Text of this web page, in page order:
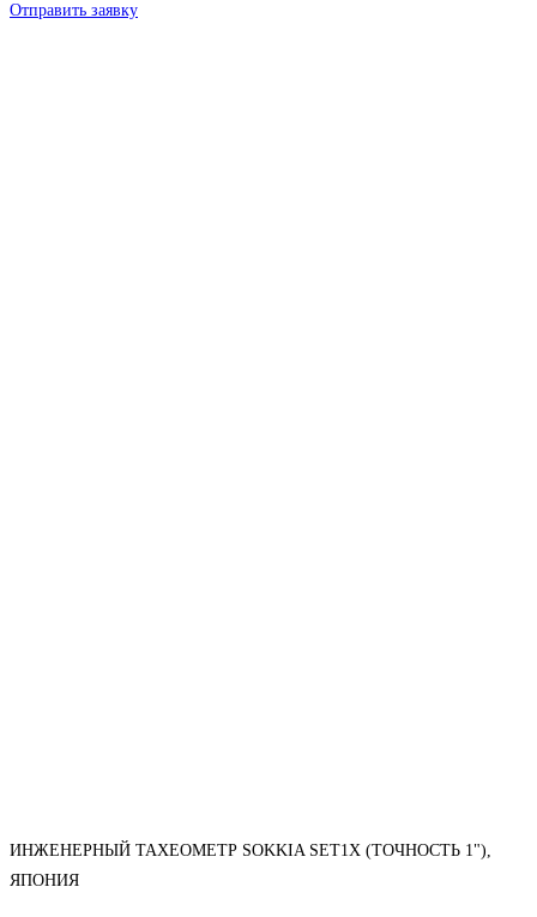
Отправить заявку
ИНЖЕНЕРНЫЙ ТАХЕОМЕТР SOKKIA SET1X (ТОЧНОСТЬ 1"),
ЯПОНИЯ